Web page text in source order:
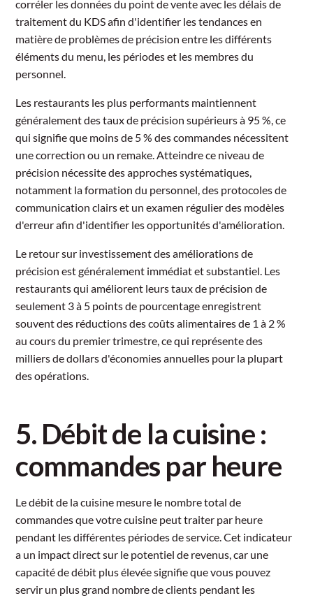
corréler les données du point de vente avec les délais de
traitement du KDS afin d'identifier les tendances en
matière de problèmes de précision entre les différents
éléments du menu, les périodes et les membres du
personnel.
Les restaurants les plus performants maintiennent
généralement des taux de précision supérieurs à 95 %, ce
qui signifie que moins de 5 % des commandes nécessitent
une correction ou un remake. Atteindre ce niveau de
précision nécessite des approches systématiques,
notamment la formation du personnel, des protocoles de
communication clairs et un examen régulier des modèles
d'erreur afin d'identifier les opportunités d'amélioration.
Le retour sur investissement des améliorations de
précision est généralement immédiat et substantiel. Les
restaurants qui améliorent leurs taux de précision de
seulement 3 à 5 points de pourcentage enregistrent
souvent des réductions des coûts alimentaires de 1 à 2 %
au cours du premier trimestre, ce qui représente des
milliers de dollars d'économies annuelles pour la plupart
des opérations.
5. Débit de la cuisine :
commandes par heure
Le débit de la cuisine mesure le nombre total de
commandes que votre cuisine peut traiter par heure
pendant les différentes périodes de service. Cet indicateur
a un impact direct sur le potentiel de revenus, car une
capacité de débit plus élevée signifie que vous pouvez
servir un plus grand nombre de clients pendant les